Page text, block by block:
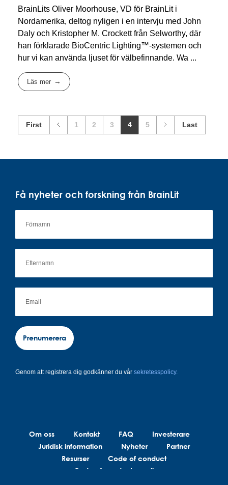
BrainLits Oliver Moorhouse, VD för BrainLit i
Nordamerika, deltog nyligen i en intervju med John
Daly och Kristopher M. Crockett från Selworthy, där
han förklarade BioCentric Lighting™-systemen och
hur vi kan använda ljuset för välbefinnande. Wa ...
Läs mer
First 1 2 3 4 5 Last
Få nyheter och forskning från BrainLit
Prenumerera
Genom att registrera dig godkänner du vår sekretesspolicy.
Om oss Kontakt FAQ
Investerare
Juridisk information
Nyheter
Partner
Resurser
Code of conduct
Code of conduct suppliers